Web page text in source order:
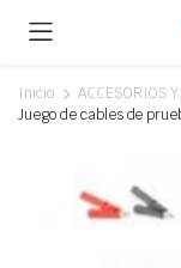
Inicio ACCESORIOS
Juego de cables de